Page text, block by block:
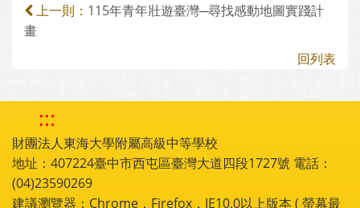
上一則： 115年青年壯遊臺灣─尋找感動地圖實踐計
畫
回列表
:::
財團法人東海大學附屬高級中等學校
地址：407224臺中市西屯區臺灣大道四段1727號 電話：
(04)23590269
建議瀏覽器：Chrome，Firefox，IE10.0以上版本 ( 螢幕最